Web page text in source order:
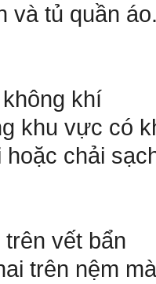
và tủ quần
khí
khu vực có
hoặc chải
vết bẩn
trên nệm